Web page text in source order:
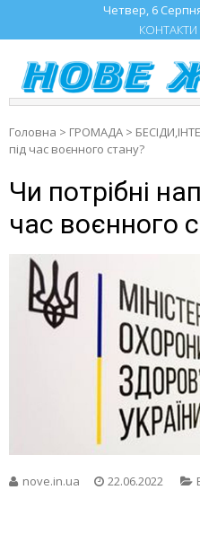
content
Четвер, 6
КОНТАКТИ
Головна > ГРОМАДА >
під час воєнного стану?
Чи потрібні
час воєнного
nove.in.ua 22.06.2022